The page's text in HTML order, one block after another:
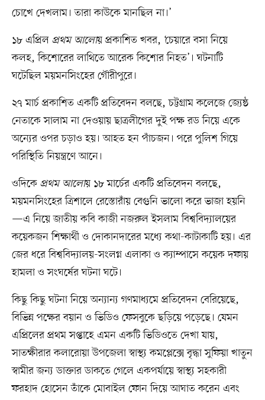
চোখে দেখলাম। তারা কাউকে মানছিল না।’
১৮ এপ্রিল প্রথম আলোয় প্রকাশিত খবর, ‘চেয়ারে বসা নিয়ে
কলহ, কিশোরের লাথিতে আরেক কিশোর নিহত’। ঘটনাটি
ঘটেছিল ময়মনসিংহের গৌরীপুরে।
২৭ মার্চ প্রকাশিত একটি প্রতিবেদন বলছে, চট্টগ্রাম কলেজে জ্যেষ্ঠ
নেতাকে সালাম না দেওয়ায় ছাত্রলীগের দুই পক্ষ রড নিয়ে একে
অন্যের ওপর চড়াও হয়। আহত হন পাঁচজন। পরে পুলিশ গিয়ে
পরিস্থিতি নিয়ন্ত্রণে আনে।
ওদিকে প্রথম আলোয় ১৮ মার্চের একটি প্রতিবেদন বলছে,
ময়মনসিংহের ত্রিশালে রেস্তোরাঁয় বেগুনি ভালো করে ভাজা হয়নি
—এ নিয়ে জাতীয় কবি কাজী নজরুল ইসলাম বিশ্ববিদ্যালয়ের
কয়েকজন শিক্ষার্থী ও দোকানদারের মধ্যে কথা-কাটাকাটি হয়। এর
জের ধরে বিশ্ববিদ্যালয়-সংলগ্ন এলাকা ও ক্যাম্পাসে কয়েক দফায়
হামলা ও সংঘর্ষের ঘটনা ঘটে।
কিছু কিছু ঘটনা নিয়ে অন্যান্য গণমাধ্যমে প্রতিবেদন বেরিয়েছে,
বিভিন্ন পক্ষের বয়ান ও ভিডিও ফেসবুকে ছড়িয়ে পড়েছে। যেমন
এপ্রিলের প্রথম সপ্তাহে এমন একটি ভিডিওতে দেখা যায়,
সাতক্ষীরার কলারোয়া উপজেলা স্বাস্থ্য কমপ্লেক্সে বৃদ্ধা সুফিয়া খাতুন
স্বামীর জন্য ডাক্তার ডাকতে গেলে একপর্যায়ে স্বাস্থ্য সহকারী
ফরহাদ হোসেন তাঁকে মোবাইল ফোন দিয়ে আঘাত করেন এবং